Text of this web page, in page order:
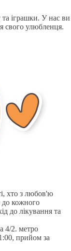
та іграшки. У нас ви
свого улюбленця.
хто з любов'ю
до кожного
до лікування та
4/2. метро
прийом за